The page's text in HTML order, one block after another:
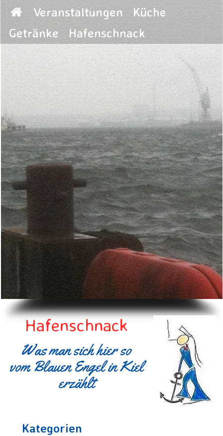
Veranstaltungen
Küche
Getränke
Hafenschnack
Hafenschnack
Was man sich hier so
vom Blauen Engel in Kiel
erzählt
Kategorien